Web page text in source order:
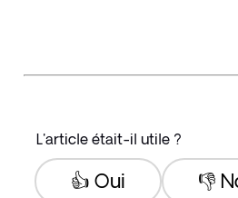
L'article était-il utile ?
👎
👍 Oui